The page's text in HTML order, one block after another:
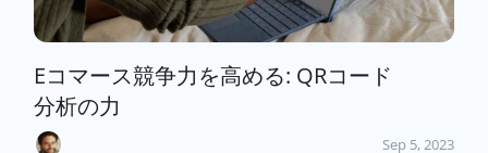
Eコマース競争力を高める: QRコード
分析の力
Sep 5, 2023